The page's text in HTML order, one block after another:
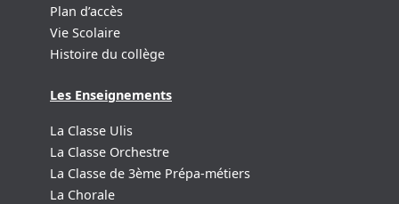
Plan d’accès
Vie Scolaire
Histoire du collège
Les Enseignements
La Classe Ulis
La Classe Orchestre
La Classe de 3ème Prépa-métiers
La Chorale